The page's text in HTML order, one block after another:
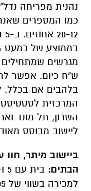
נהנית מפריחה
כמו המספרים
20-12 אחוזים.
ש"ח כיום. אפשר
בלהבים אם בכלל.
המרכזית
השרון, תל מונד
ליישוב מבוסס
ביישוב מיתר, חוו
הבתים: